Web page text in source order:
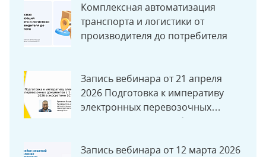
Комплексная автоматизация
транспорта и логистики от
производителя до потребителя
Запись вебинара от 21 апреля
2026 Подготовка к императиву
электронных перевозочных
документов с 1 сентября 2026 в
Запись вебинара от 12 марта 2026